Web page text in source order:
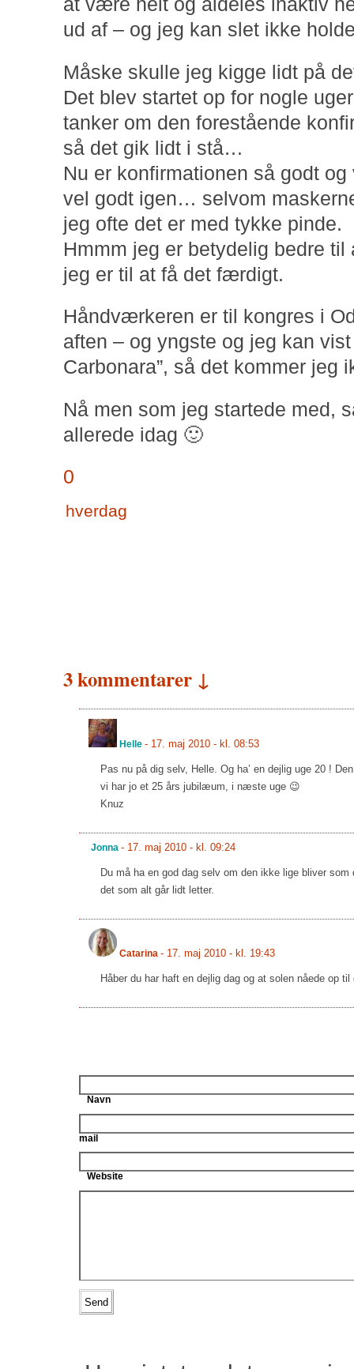
at være helt og aldeles inaktiv
ud af – og jeg kan slet ikke
Måske skulle jeg kigge lidt på
Det blev startet op for nogle
tanker om den forestående
så det gik lidt i stå…
Nu er konfirmationen så godt
vel godt igen… selvom
jeg ofte det er med tykke pinde.
Hmmm jeg er betydelig bedre
jeg er til at få det færdigt.
Håndværkeren er til kongres i
aften – og yngste og jeg kan
Carbonara”, så det kommer jeg
Nå men som jeg startede med,
allerede idag 🙂
0
hverdag
3 kommentarer ↓
Helle - 17. maj 2010 - kl. 08:53
Pas nu på dig selv, Helle. Og ha’ en dejlig uge 20 !
vi har jo et 25 års jubilæum, i næste uge 😉
Knuz
Jonna - 17. maj 2010 - kl. 09:24
Du må ha en god dag selv om den ikke lige bliver
det som alt går lidt letter.
Catarina - 17. maj 2010 - kl. 19:43
Håber du har haft en dejlig dag og at solen nåede op til
Navn
mail
Website